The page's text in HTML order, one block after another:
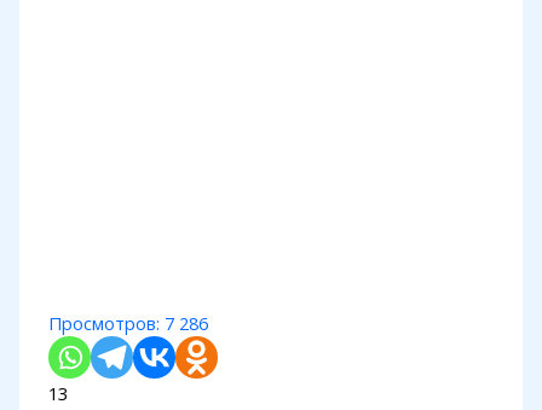
Просмотров: 7 286
13